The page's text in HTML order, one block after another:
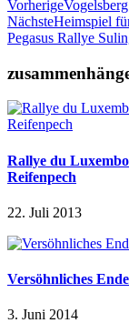
Vorherige
NächsteHeimspiel
Pegasus Rallye
Rallye du
Reifenpech
22. Juli 2013
Versöhnliches
3. Juni 2014